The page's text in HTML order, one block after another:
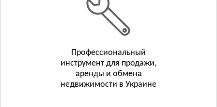
Смотреть всё
ТЕРНОПОЛЬСКАЯ ОБЛАСТЬ
Смотреть всё
Профессиональный
инструмент для продажи,
аренды и обмена
недвижимости в Украине